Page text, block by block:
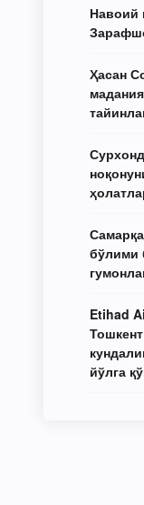
Навоий
Ҳасан
бўлими
Etihad
йўлга